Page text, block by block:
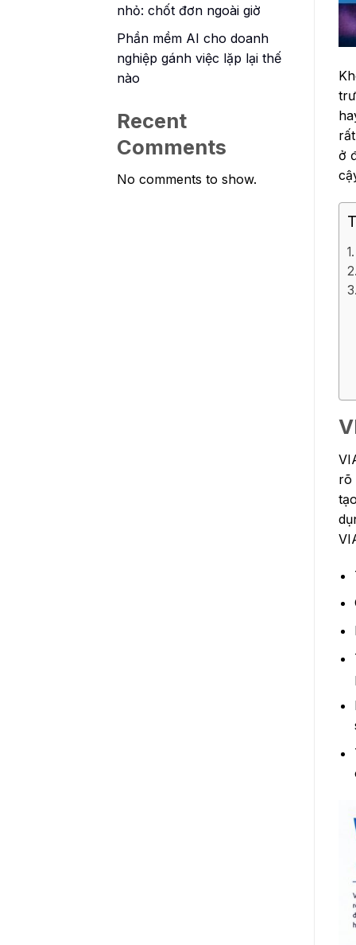
nhỏ: chốt đơn ngoài giờ
Phần mềm AI cho doanh
nghiệp gánh việc lặp lại thế
nào
Recent
Comments
No comments to show.
ở
rõ